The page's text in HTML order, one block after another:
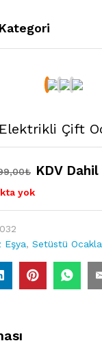
Çift
₺ KDV Dahil
yok
Eşya, Setüstü